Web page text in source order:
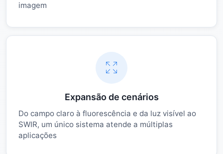
imagem
Expansão de cenários
Do campo claro à fluorescência e da luz visível ao
SWIR, um único sistema atende a múltiplas
aplicações